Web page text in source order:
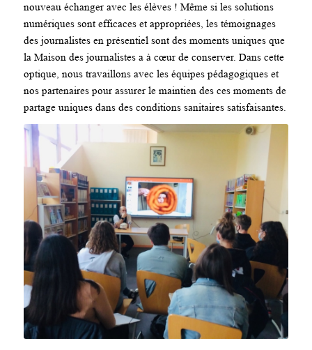
nouveau échanger avec les élèves ! Même si les solutions
numériques sont efficaces et appropriées, les témoignages
des journalistes en présentiel sont des moments uniques que
la Maison des journalistes a à cœur de conserver. Dans cette
optique, nous travaillons avec les équipes pédagogiques et
nos partenaires pour assurer le maintien des ces moments de
partage uniques dans des conditions sanitaires satisfaisantes.